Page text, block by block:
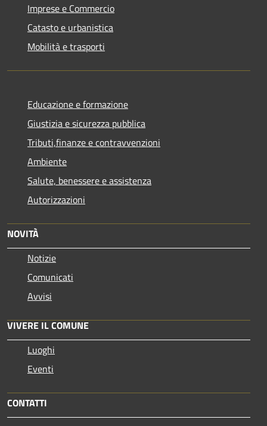
Imprese e Commercio
Catasto e urbanistica
Mobilità e trasporti
Educazione e formazione
Giustizia e sicurezza pubblica
Tributi,finanze e contravvenzioni
Ambiente
Salute, benessere e assistenza
Autorizzazioni
NOVITÀ
Notizie
Comunicati
Avvisi
VIVERE IL COMUNE
Luoghi
Eventi
CONTATTI